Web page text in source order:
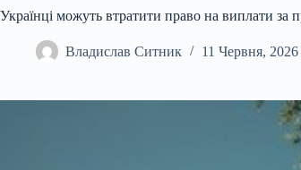
Українці можуть втратити право на виплати за
Владислав Ситник 11 Червня, 2026